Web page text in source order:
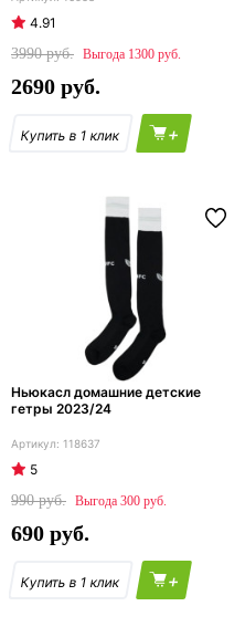
4.91
3990
1300
2690
+
Ньюкасл домашние детские
гетры 2023/24
118637
5
990
300
690
+